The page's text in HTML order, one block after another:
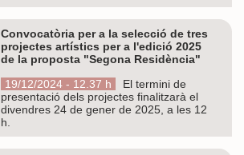
Convocatòria per a la selecció de tres
projectes artístics per a l'edició 2025
de la proposta "Segona Residència"
19/12/2024 - 12.37 h
El termini de
presentació dels projectes finalitzarà el
divendres 24 de gener de 2025, a les 12
h.